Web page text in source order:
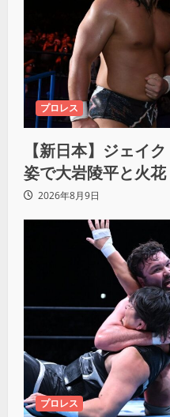
プロレス
【新日本】ジェイ
姿で大岩陵平と火
れてたもの思い出し
2026年8月9日
プロレス